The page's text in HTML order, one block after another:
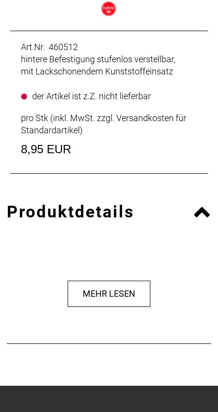
Art.Nr. 460512
hintere Befestigung stufenlos verstellbar,
mit Lackschonendem Kunststoffeinsatz
der Artikel ist z.Z. nicht lieferbar
pro Stk (inkl. MwSt. zzgl. Versandkosten für
Standardartikel)
8,95 EUR
Produktdetails
MEHR LESEN